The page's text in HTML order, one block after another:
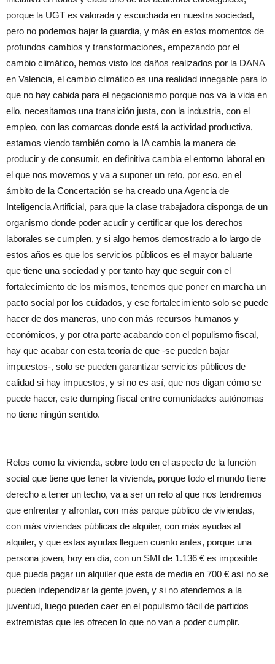
porque la UGT es valorada y escuchada en nuestra sociedad,
pero no podemos bajar la guardia, y más en estos momentos de
profundos cambios y transformaciones, empezando por el
cambio climático, hemos visto los daños realizados por la DANA
en Valencia, el cambio climático es una realidad innegable para lo
que no hay cabida para el negacionismo porque nos va la vida en
ello, necesitamos una transición justa, con la industria, con el
empleo, con las comarcas donde está la actividad productiva,
estamos viendo también como la IA cambia la manera de
producir y de consumir, en definitiva cambia el entorno laboral en
el que nos movemos y va a suponer un reto, por eso, en el
ámbito de la Concertación se ha creado una Agencia de
Inteligencia Artificial, para que la clase trabajadora disponga de un
organismo donde poder acudir y certificar que los derechos
laborales se cumplen, y si algo hemos demostrado a lo largo de
estos años es que los servicios públicos es el mayor baluarte
que tiene una sociedad y por tanto hay que seguir con el
fortalecimiento de los mismos, tenemos que poner en marcha un
pacto social por los cuidados, y ese fortalecimiento solo se puede
hacer de dos maneras, uno con más recursos humanos y
económicos, y por otra parte acabando con el populismo fiscal,
hay que acabar con esta teoría de que -se pueden bajar
impuestos-, solo se pueden garantizar servicios públicos de
calidad si hay impuestos, y si no es así, que nos digan cómo se
puede hacer, este dumping fiscal entre comunidades autónomas
no tiene ningún sentido.
Retos como la vivienda, sobre todo en el aspecto de la función
social que tiene que tener la vivienda, porque todo el mundo tiene
derecho a tener un techo, va a ser un reto al que nos tendremos
que enfrentar y afrontar, con más parque público de viviendas,
con más viviendas públicas de alquiler, con más ayudas al
alquiler, y que estas ayudas lleguen cuanto antes, porque una
persona joven, hoy en día, con un SMI de 1.136 € es imposible
que pueda pagar un alquiler que esta de media en 700 € así no se
pueden independizar la gente joven, y si no atendemos a la
juventud, luego pueden caer en el populismo fácil de partidos
extremistas que les ofrecen lo que no van a poder cumplir.